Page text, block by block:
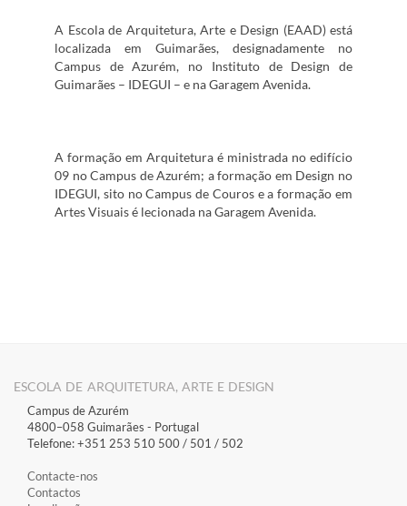
A Escola de Arquitetura, Arte e Design (EAAD) está
localizada em Guimarães, designadamente no
Campus de Azurém, no Instituto de Design de
Guimarães – IDEGUI – e na Garagem Avenida.
A formação em Arquitetura é ministrada no edifício
09 no Campus de Azurém; a formação em Design no
IDEGUI, sito no Campus de Couros e a formação em
Artes Visuais é lecionada na Garagem Avenida.
ESCOLA DE ARQUITETURA, ARTE E DESIGN
Campus de Azurém
4800–058 Guimarães​ - Portugal
Telefone: +351 253 510 500 / 501 / 502
Contacte-nos
Contactos